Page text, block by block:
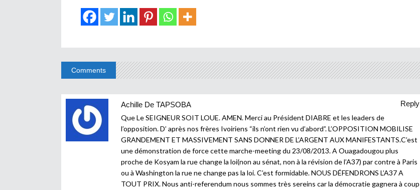
Comments
Achille De TAPSOBA
Reply
Que Le SEIGNEUR SOIT LOUE. AMEN. Merci au Président DIABRE et les leaders de
l’opposition. D’ après nos frères Ivoiriens “ils n’ont rien vu d’abord”. L’OPPOSITION MOBILISE
GRANDEMENT ET MASSIVEMENT SANS DONNER DE L’ARGENT AUX MANIFESTANTS.C’est
une démonstration de force cette marche-meeting du 23/08/2013. A Ouagadougou plus
proche de Kosyam la rue change la loi(non au sénat, non à la révision de l’A37) par contre à Paris
ou à Washington la rue ne change pas la loi. C’est formidable. NOUS DÉFENDRONS L’A37 A
TOUT PRIX. Nous anti-referendum nous sommes très sereins car la démocratie gagnera à coup